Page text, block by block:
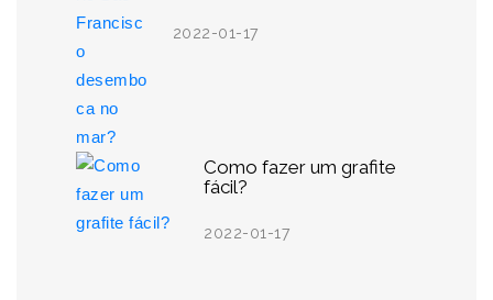
2022-01-17
Como fazer um grafite
fácil?
2022-01-17